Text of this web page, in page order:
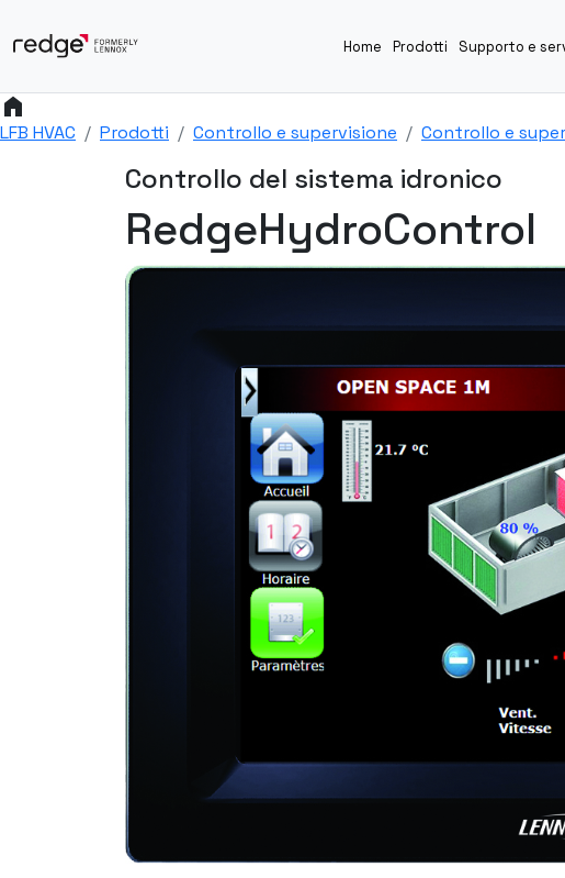
Home Prodotti Supporto e
home
LFB HVAC Prodotti Controllo e supervisione Controllo e
Controllo del sistema idronico
RedgeHydroControl